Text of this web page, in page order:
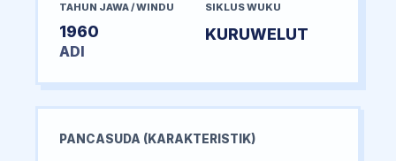
TAHUN JAWA / WINDU
1960
ADI
SIKLUS WUKU
KURUWELUT
PANCASUDA (KARAKTERISTIK)